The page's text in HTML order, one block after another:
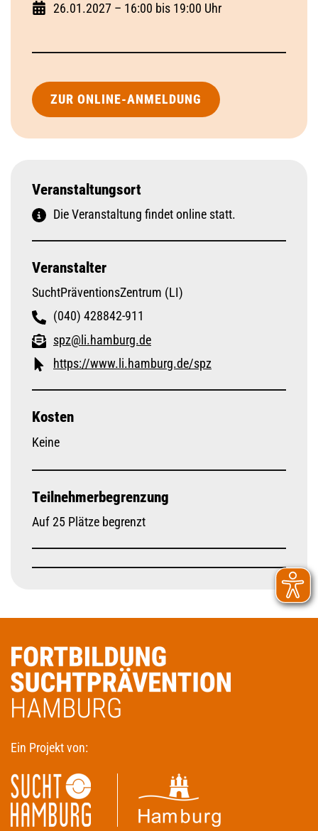
26.01.2027 – 16:00 bis 19:00 Uhr
ZUR ONLINE-ANMELDUNG
Veranstaltungsort
Die Veranstaltung findet online statt.
Veranstalter
SuchtPräventionsZentrum (LI)
(040) 428842-911
spz@li.hamburg.de
https://www.li.hamburg.de/spz
Kosten
Keine
Teilnehmerbegrenzung
Auf 25 Plätze begrenzt
Ein Projekt von: